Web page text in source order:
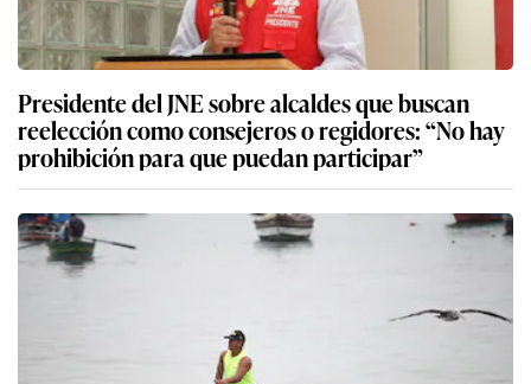
Presidente del JNE sobre alcaldes que buscan
reelección como consejeros o regidores: “No hay
prohibición para que puedan participar”